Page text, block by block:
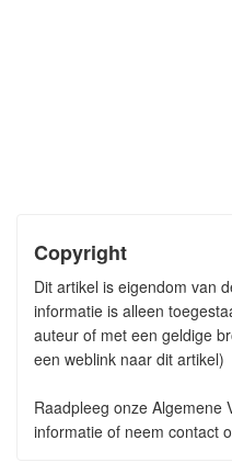
Copyright
Dit artikel is eigendom van
informatie is alleen
auteur of met een geldige
een weblink naar dit artikel)
Raadpleeg onze Algemene
informatie of neem contact